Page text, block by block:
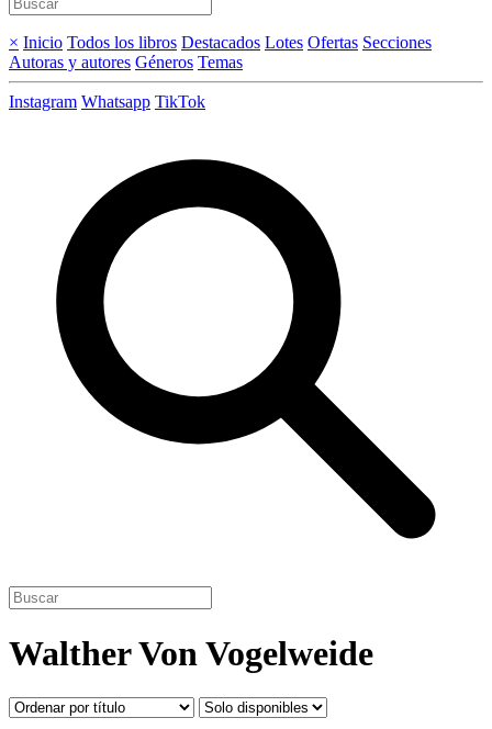
× Inicio Todos los libros Destacados Lotes Ofertas Secciones
Autoras y autores Géneros Temas
Instagram Whatsapp TikTok
Walther Von Vogelweide